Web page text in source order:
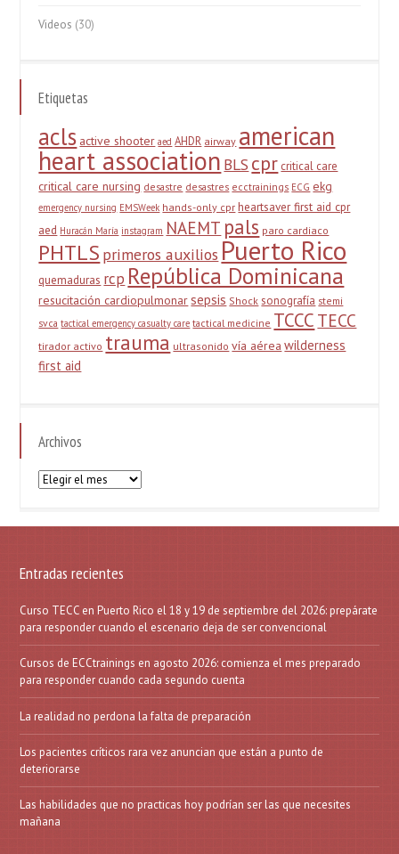
Videos (30)
Etiquetas
acls active shooter aed AHDR airway american
heart association BLS cpr critical care
critical care nursing desastre desastres ecctrainings ECG ekg
emergency nursing EMSWeek hands-only cpr heartsaver first aid cpr
aed Huracán María instagram NAEMT pals paro cardiaco
PHTLS primeros auxilios Puerto Rico
quemaduras rcp República Dominicana
resucitación cardiopulmonarsepsis Shock sonografía stemi
svca tactical emergency casualty care tactical medicine TCCC TECC
tirador activo trauma ultrasonido vía aérea wilderness
first aid
Archivos
Archivos
Entradas recientes
Curso TECC en Puerto Rico el 18 y 19 de septiembre del 2026: prepárate
para responder cuando el escenario deja de ser convencional
Cursos de ECCtrainings en agosto 2026: comienza el mes preparado
para responder cuando cada segundo cuenta
La realidad no perdona la falta de preparación
Los pacientes críticos rara vez anuncian que están a punto de
deteriorarse
Las habilidades que no practicas hoy podrían ser las que necesites
mañana